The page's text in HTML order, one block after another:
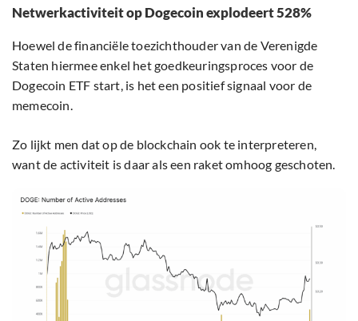
Netwerkactiviteit op Dogecoin explodeert 528%
Hoewel de financiële toezichthouder van de Verenigde
Staten hiermee enkel het goedkeuringsproces voor de
Dogecoin ETF start, is het een positief signaal voor de
memecoin.
Zo lijkt men dat op de blockchain ook te interpreteren,
want de activiteit is daar als een raket omhoog geschoten.